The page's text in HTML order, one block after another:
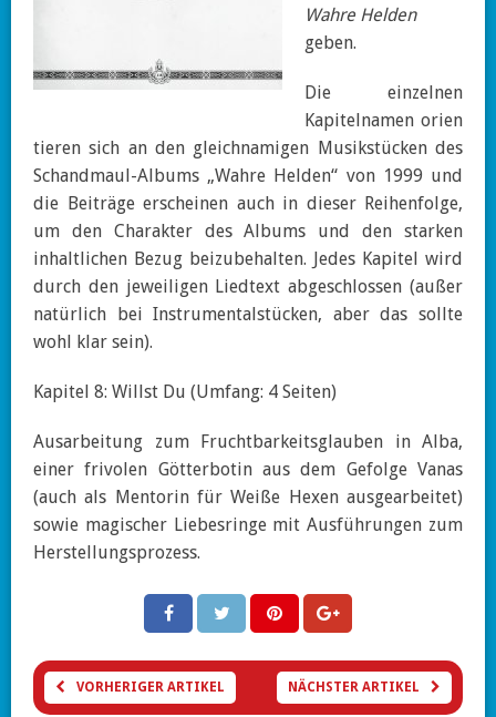
Wahre Helden
geben.
Die einzelnen
Kapitelnamen orien
tieren sich an den gleichnamigen Musikstücken des
Schandmaul-Albums „Wahre Helden“ von 1999 und
die Beiträge erscheinen auch in dieser Reihenfolge,
um den Charakter des Albums und den starken
inhaltlichen Bezug beizubehalten. Jedes Kapitel wird
durch den jeweiligen Liedtext abgeschlossen (außer
natürlich bei Instrumentalstücken, aber das sollte
wohl klar sein).
Kapitel 8: Willst Du (Umfang: 4 Seiten)
Ausarbeitung zum Fruchtbarkeitsglauben in Alba,
einer frivolen Götterbotin aus dem Gefolge Vanas
(auch als Mentorin für Weiße Hexen ausgearbeitet)
sowie magischer Liebesringe mit Ausführungen zum
Herstellungsprozess.
VORHERIGER ARTIKEL NÄCHSTER ARTIKEL